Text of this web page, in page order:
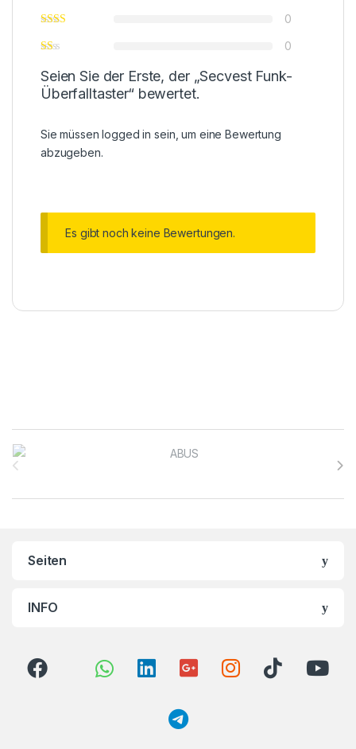
0
0
Seien Sie der Erste, der „Secvest Funk-
Überfalltaster“ bewertet.
Sie müssenlogged in sein, um eine Bewertung
abzugeben.
Es gibt noch keine Bewertungen.
Brands Carousel
Seiten
INFO